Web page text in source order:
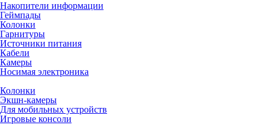
Накопители информации
Геймпады
Колонки
Гарнитуры
Источники питания
Кабели
Камеры
Носимая электроника
Колонки
Экшн-камеры
Для мобильных устройств
Игровые консоли